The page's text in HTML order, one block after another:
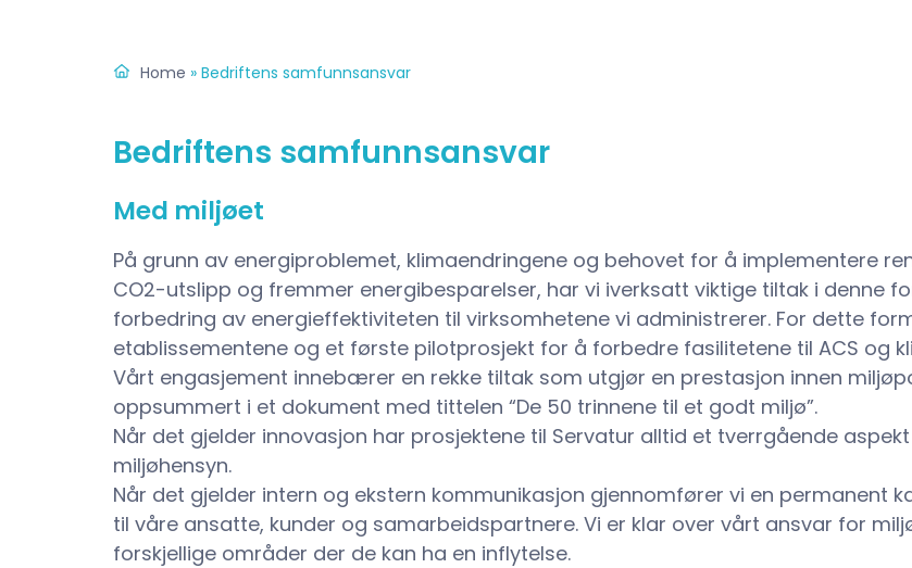
Home » Bedriftens samfunnsansvar
Bedriftens samfunnsansvar
Med miljøet
På grunn av energiproblemet, klimaendringene og behovet for å implementere
CO2-utslipp og fremmer energibesparelser, har vi iverksatt viktige tiltak i denne
forbedring av energieffektiviteten til virksomhetene vi administrerer. For dette
etablissementene og et første pilotprosjekt for å forbedre fasilitetene til ACS og
Vårt engasjement innebærer en rekke tiltak som utgjør en prestasjon innen
oppsummert i et dokument med tittelen “De 50 trinnene til et godt miljø”.
Når det gjelder innovasjon har prosjektene til Servatur alltid et tverrgående
miljøhensyn.
Når det gjelder intern og ekstern kommunikasjon gjennomfører vi en permanent
til våre ansatte, kunder og samarbeidspartnere. Vi er klar over vårt ansvar for
forskjellige områder der de kan ha en inflytelse.